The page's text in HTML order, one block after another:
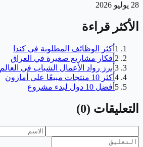
28 يوليو 2026
الأكثر قراءة
1 أكثر الوظائف المطلوبة في كندا
2 أفكار مشاريع صغيرة في العراق
3 أبرز رواد الأعمال الشباب في العالم
4 أكثر 10 منتجات مبيعًا على أمازون
5 أفضل 10 دول لبدء مشروع
التعليقات (
0
)